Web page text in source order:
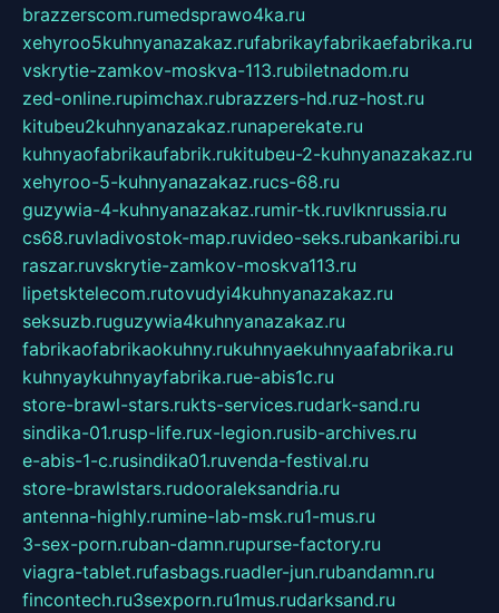
brazzerscom.rumedsprawo4ka.ru
xehyroo5kuhnyanazakaz.rufabrikayfabrikaefabrika.ru
vskrytie-zamkov-moskva-113.rubiletnadom.ru
zed-online.rupimchax.rubrazzers-hd.ruz-host.ru
kitubeu2kuhnyanazakaz.runaperekate.ru
kuhnyaofabrikaufabrik.rukitubeu-2-kuhnyanazakaz.ru
xehyroo-5-kuhnyanazakaz.rucs-68.ru
guzywia-4-kuhnyanazakaz.rumir-tk.ruvlknrussia.ru
cs68.ruvladivostok-map.ruvideo-seks.rubankaribi.ru
raszar.ruvskrytie-zamkov-moskva113.ru
lipetsktelecom.rutovudyi4kuhnyanazakaz.ru
seksuzb.ruguzywia4kuhnyanazakaz.ru
fabrikaofabrikaokuhny.rukuhnyaekuhnyaafabrika.ru
kuhnyaykuhnyayfabrika.rue-abis1c.ru
store-brawl-stars.rukts-services.rudark-sand.ru
sindika-01.rusp-life.rux-legion.rusib-archives.ru
e-abis-1-c.rusindika01.ruvenda-festival.ru
store-brawlstars.rudooraleksandria.ru
antenna-highly.rumine-lab-msk.ru1-mus.ru
3-sex-porn.ruban-damn.rupurse-factory.ru
viagra-tablet.rufasbags.ruadler-jun.rubandamn.ru
fincontech.ru3sexporn.ru1mus.rudarksand.ru